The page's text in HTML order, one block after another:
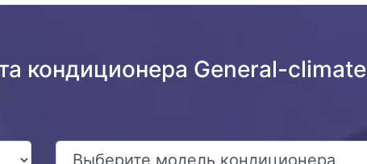
кондиционера General-climate